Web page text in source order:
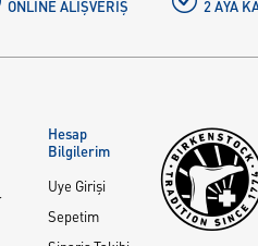
ONLINE ALIŞVERIŞ
2 AYA
Hesap
Bilgilerim
Üye Girişi
Sepetim